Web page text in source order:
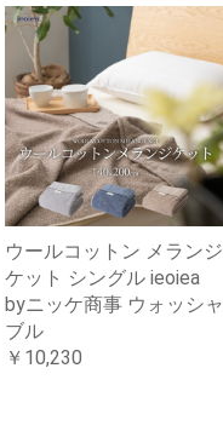
ウールコットン メランジ
ケット シングル ieoiea
byニッケ商事 ウォッシャ
ブル
￥10,230